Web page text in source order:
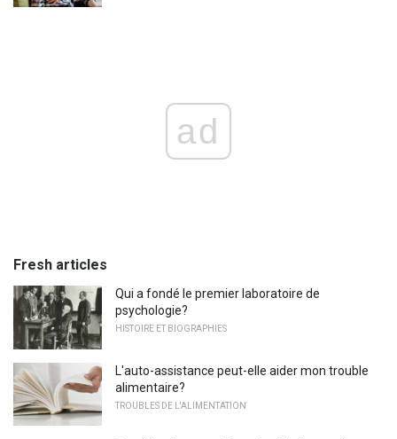
ad
Fresh articles
Qui a fondé le premier laboratoire de
psychologie?
HISTOIRE ET BIOGRAPHIES
L'auto-assistance peut-elle aider mon trouble
alimentaire?
TROUBLES DE L'ALIMENTATION